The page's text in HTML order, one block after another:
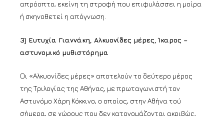
απρόοπτο, εκείνη τη στροφή που επιφυλάσσει η μοίρα
ή σκηνοθετεί η απόγνωση.
3) Ευτυχία Γιαννάκη, Αλκυονίδες μέρες, Ίκαρος –
αστυνομικό μυθιστόρημα
Οι «Αλκυονίδες μέρες» αποτελούν το δεύτερο μέρος
της Τριλογίας της Αθήνας, με πρωταγωνιστή τον
Αστυνόμο Χάρη Κόκκινο, ο οποίος, στην Αθήνα τού
σήμερα, σε χώρους που δεν κατονομάζονται ακριβώς,